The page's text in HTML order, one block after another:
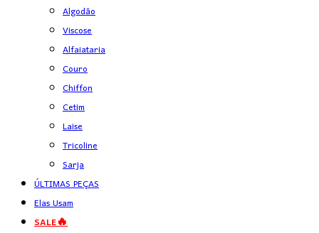
Algodão
Viscose
Alfaiataria
Couro
Chiffon
Cetim
Laise
Tricoline
Sarja
ÚLTIMAS PEÇAS
Elas Usam
SALE🔥